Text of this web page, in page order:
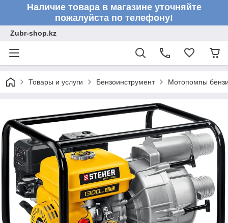
Наличие товара в магазине уточняйте
пожалуйста по телефону!
Zubr-shop.kz
Товары и услуги Бензоинструмент Мотопомпы